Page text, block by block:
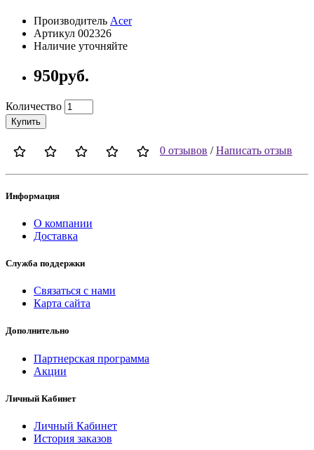
Производитель Acer
Артикул 002326
Наличие уточняйте
950руб.
Количество
Купить
0 отзывов /Написать отзыв
Информация
О компании
Доставка
Служба поддержки
Связаться с нами
Карта сайта
Дополнительно
Партнерская программа
Акции
Личный Кабинет
Личный Кабинет
История заказов